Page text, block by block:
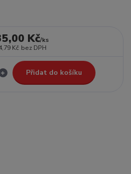
Kč/ks
Kč bez DPH
Přidat do košíku